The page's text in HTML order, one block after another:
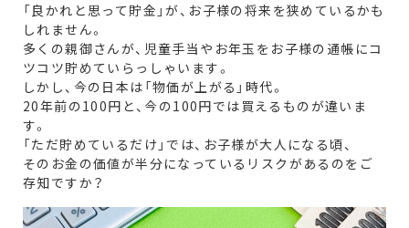
「良かれと思って貯金」が、お子様の将来を狭めているかも
しれません。
多くの親御さんが、児童手当やお年玉をお子様の通帳にコ
ツコツ貯めていらっしゃいます。
しかし、今の日本は「物価が上がる」時代。
20年前の100円と、今の100円では買えるものが違いま
す。
「ただ貯めているだけ」では、お子様が大人になる頃、
そのお金の価値が半分になっているリスクがあるのをご
存知ですか？